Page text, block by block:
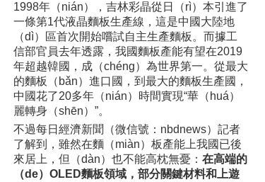
1998年（nián），吉林彩晶從日（rì）本引進了
一條第1代液晶麵板生產線，這是中國大陸地
（dì）區首次開始嚐試自主生產麵板。而據工
信部官員去年透露，我國麵板產能有望在2019
年超越韓國，成（chéng）為世界第一。從最大
的麵板（bǎn）進口國，到最大的麵板生產國，
中國花了20多年（nián）時間實現“華（huá）
麗轉身（shēn）”。
不過每日經濟新聞
（微信號：nbdnews）記者
了解到，雖然在麵（miàn）板產能上我國已後
來居上，但（dàn）也不能高枕無憂：在高端的
（de）OLED麵板領域，部分關鍵材料和上遊